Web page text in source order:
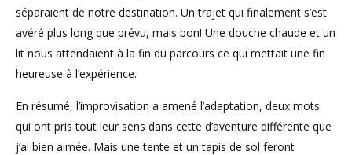
séparaient de notre destination. Un trajet qui finalement s’est
avéré plus long que prévu, mais bon! Une douche chaude et un
lit nous attendaient à la fin du parcours ce qui mettait une fin
heureuse à l’expérience.
En résumé, l’improvisation a amené l’adaptation, deux mots
qui ont pris tout leur sens dans cette d’aventure différente que
j’ai bien aimée. Mais une tente et un tapis de sol feront